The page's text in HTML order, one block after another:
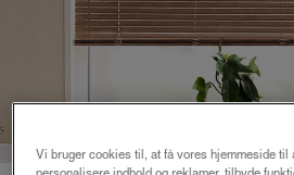
Vi bruger cookies til, at få vores hjemmeside til